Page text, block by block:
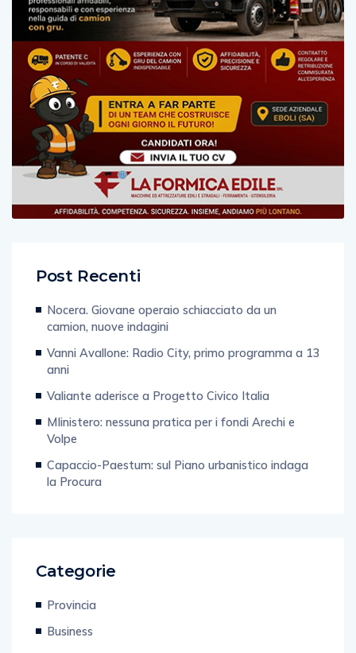
Post Recenti
Nocera. Giovane operaio schiacciato da un
camion, nuove indagini
Vanni Avallone: Radio City, primo programma a 13
anni
Valiante aderisce a Progetto Civico Italia
MIinistero: nessuna pratica per i fondi Arechi e
Volpe
Capaccio-Paestum: sul Piano urbanistico indaga
la Procura
Categorie
Provincia
Business